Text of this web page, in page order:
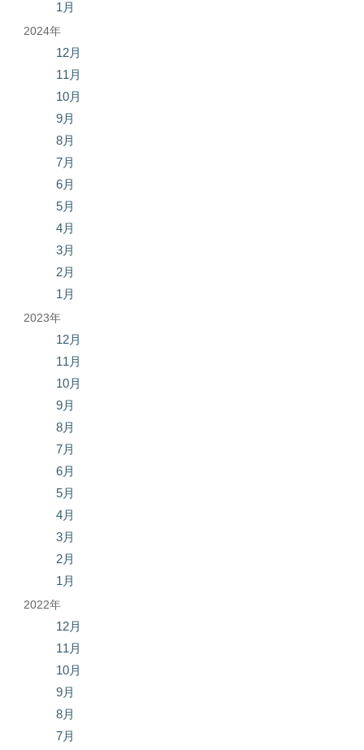
1月
2024年
12月
11月
10月
9月
8月
7月
6月
5月
4月
3月
2月
1月
2023年
12月
11月
10月
9月
8月
7月
6月
5月
4月
3月
2月
1月
2022年
12月
11月
10月
9月
8月
7月